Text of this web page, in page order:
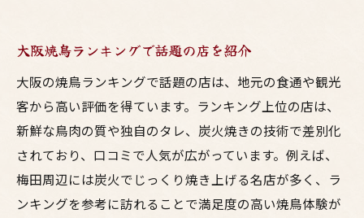
大阪焼鳥ランキングで話題の店を紹介
大阪の焼鳥ランキングで話題の店は、地元の食通や観光
客から高い評価を得ています。ランキング上位の店は、
新鮮な鳥肉の質や独自のタレ、炭火焼きの技術で差別化
されており、口コミで人気が広がっています。例えば、
梅田周辺には炭火でじっくり焼き上げる名店が多く、ラ
ンキングを参考に訪れることで満足度の高い焼鳥体験が